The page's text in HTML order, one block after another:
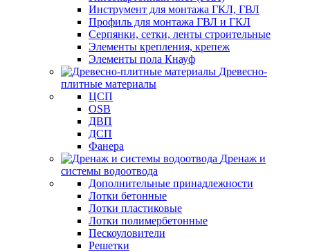
Инструмент для монтажа ГКЛ, ГВЛ
Профиль для монтажа ГВЛ и ГКЛ
Серпянки, сетки, ленты строительные
Элементы крепления, крепеж
Элементы пола Кнауф
Древесно-
плитные материалы
ЦСП
OSB
ДВП
ДСП
Фанера
Дренаж и
системы водоотвода
Дополнительные принадлежности
Лотки бетонные
Лотки пластиковые
Лотки полимербетонные
Пескоуловители
Решетки